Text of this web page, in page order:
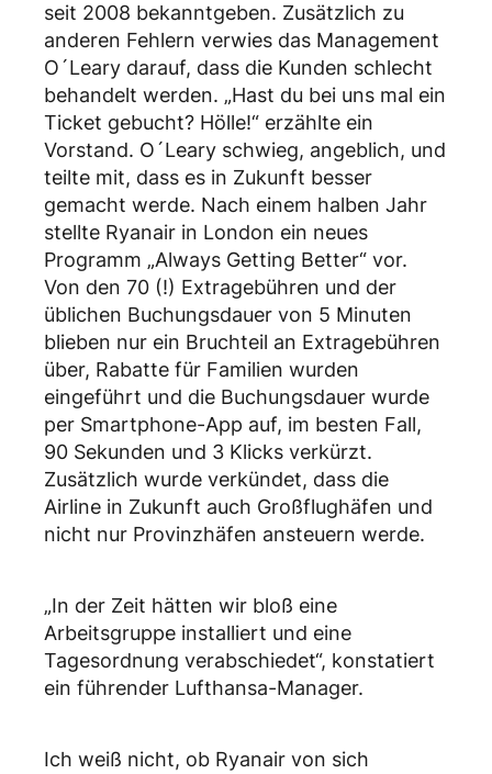
seit 2008 bekanntgeben. Zusätzlich zu
anderen Fehlern verwies das Management
O´Leary darauf, dass die Kunden schlecht
behandelt werden. „Hast du bei uns mal ein
Ticket gebucht? Hölle!“ erzählte ein
Vorstand. O´Leary schwieg, angeblich, und
teilte mit, dass es in Zukunft besser
gemacht werde. Nach einem halben Jahr
stellte Ryanair in London ein neues
Programm „Always Getting Better“ vor.
Von den 70 (!) Extragebühren und der
üblichen Buchungsdauer von 5 Minuten
blieben nur ein Bruchteil an Extragebühren
über, Rabatte für Familien wurden
eingeführt und die Buchungsdauer wurde
per Smartphone-App auf, im besten Fall,
90 Sekunden und 3 Klicks verkürzt.
Zusätzlich wurde verkündet, dass die
Airline in Zukunft auch Großflughäfen und
nicht nur Provinzhäfen ansteuern werde.
„In der Zeit hätten wir bloß eine
Arbeitsgruppe installiert und eine
Tagesordnung verabschiedet“, konstatiert
ein führender Lufthansa-Manager.
Ich weiß nicht, ob Ryanair von sich